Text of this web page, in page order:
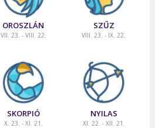
OROSZLÁN
VII. 23. - VIII. 22.
SZŰZ
VIII. 23. - IX. 22.
SKORPIÓ
X. 23. - XI. 21.
NYILAS
XI. 22. - XII. 21.